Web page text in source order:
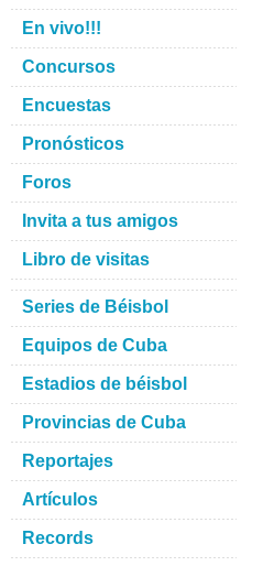
En vivo!!!
Concursos
Encuestas
Pronósticos
Foros
Invita a tus amigos
Libro de visitas
Series de Béisbol
Equipos de Cuba
Estadios de béisbol
Provincias de Cuba
Reportajes
Artículos
Records